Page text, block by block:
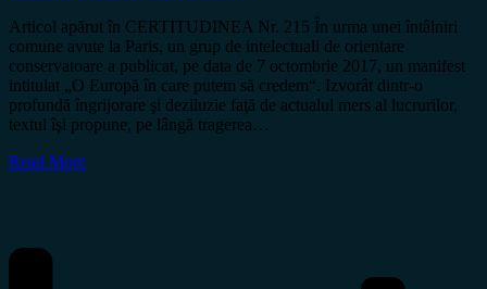
Articol apărut în CERTITUDINEA Nr. 215 În urma unei întâlniri
comune avute la Paris, un grup de intelectuali de orientare
conservatoare a publicat, pe data de 7 octombrie 2017, un manifest
intitulat „O Europă în care putem să credem“. Izvorât dintr-o
profundă îngrijorare şi deziluzie faţă de actualul mers al lucrurilor,
textul îşi propune, pe lângă tragerea…
Read More